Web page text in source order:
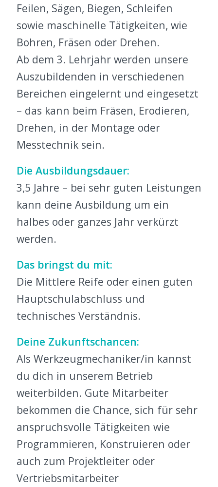
Feilen, Sägen, Biegen, Schleifen
sowie maschinelle Tätigkeiten, wie
Bohren, Fräsen oder Drehen.
Ab dem 3. Lehrjahr werden unsere
Auszubildenden in verschiedenen
Bereichen eingelernt und eingesetzt
– das kann beim Fräsen, Erodieren,
Drehen, in der Montage oder
Messtechnik sein.
Die Ausbildungsdauer:
3,5 Jahre – bei sehr guten Leistungen
kann deine Ausbildung um ein
halbes oder ganzes Jahr verkürzt
werden.
Das bringst du mit:
Die Mittlere Reife oder einen guten
Hauptschulabschluss und
technisches Verständnis.
Deine Zukunftschancen:
Als Werkzeugmechaniker/in kannst
du dich in unserem Betrieb
weiterbilden. Gute Mitarbeiter
bekommen die Chance, sich für sehr
anspruchsvolle Tätigkeiten wie
Programmieren, Konstruieren oder
auch zum Projektleiter oder
Vertriebsmitarbeiter